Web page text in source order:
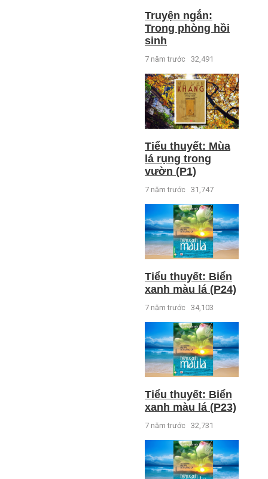
Truyện ngắn:
Trong phòng hồi
sinh
7 năm trước 32,491
Tiểu thuyết: Mùa
lá rụng trong
vườn (P1)
7 năm trước 31,747
Tiểu thuyết: Biển
xanh màu lá (P24)
7 năm trước 34,103
Tiểu thuyết: Biển
xanh màu lá (P23)
7 năm trước 32,731